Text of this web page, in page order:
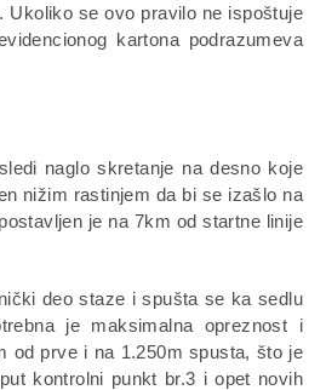
Ukoliko se ovo pravilo ne ispoštuje
kartona podrazumeva
naglo skretanje na desno koje
nižim rastinjem da bi se izašlo na
je na 7km od startne linije
deo staze i spušta se ka sedlu
je maksimalna opreznost i
od prve i na 1.250m spusta, što je
kontrolni punkt br.3 i opet novih